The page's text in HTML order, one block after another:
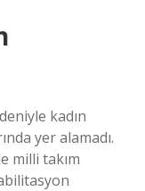
kadın
yer alamadı.
milli takım